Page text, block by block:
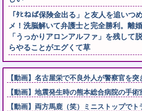
「ﾀﾋねば保険金出る」と友人を追いつ
メ！洗脳解いて弁護士と完全勝利。離
「うっかりアロンアルファ」を残して
らやることがエグくて草
【動画】名古屋栄で不良外人が警察官を
【動画】地震発生時の熊本総合病院の手
【動画】両方馬鹿（笑）ミニストップで